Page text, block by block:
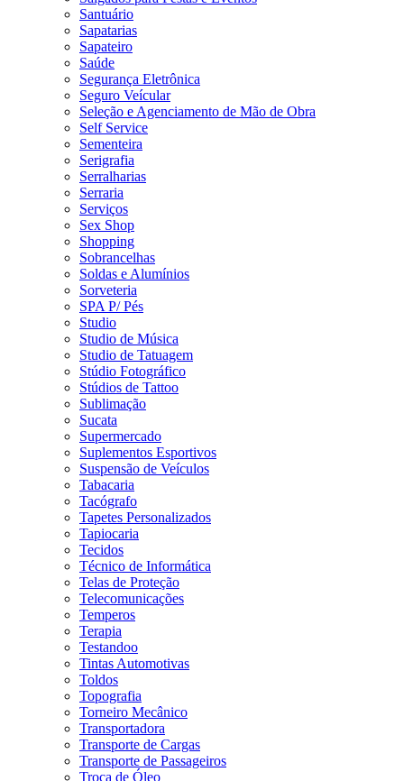
Santuário
Sapatarias
Sapateiro
Saúde
Segurança Eletrônica
Seguro Veícular
Seleção e Agenciamento de Mão de Obra
Self Service
Sementeira
Serigrafia
Serralharias
Serraria
Serviços
Sex Shop
Shopping
Sobrancelhas
Soldas e Alumínios
Sorveteria
SPA P/ Pés
Studio
Studio de Música
Studio de Tatuagem
Stúdio Fotográfico
Stúdios de Tattoo
Sublimação
Sucata
Supermercado
Suplementos Esportivos
Suspensão de Veículos
Tabacaria
Tacógrafo
Tapetes Personalizados
Tapiocaria
Tecidos
Técnico de Informática
Telas de Proteção
Telecomunicações
Temperos
Terapia
Testandoo
Tintas Automotivas
Toldos
Topografia
Torneiro Mecânico
Transportadora
Transporte de Cargas
Transporte de Passageiros
Troca de Óleo